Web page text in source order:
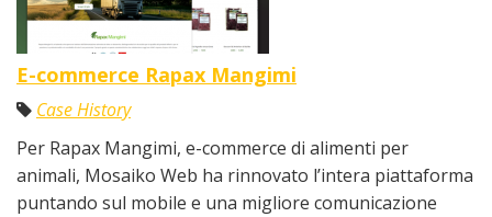
E-commerce Rapax Mangimi
Case History
Per Rapax Mangimi, e-commerce di alimenti per
animali, Mosaiko Web ha rinnovato l’intera piattaforma
puntando sul mobile e una migliore comunicazione